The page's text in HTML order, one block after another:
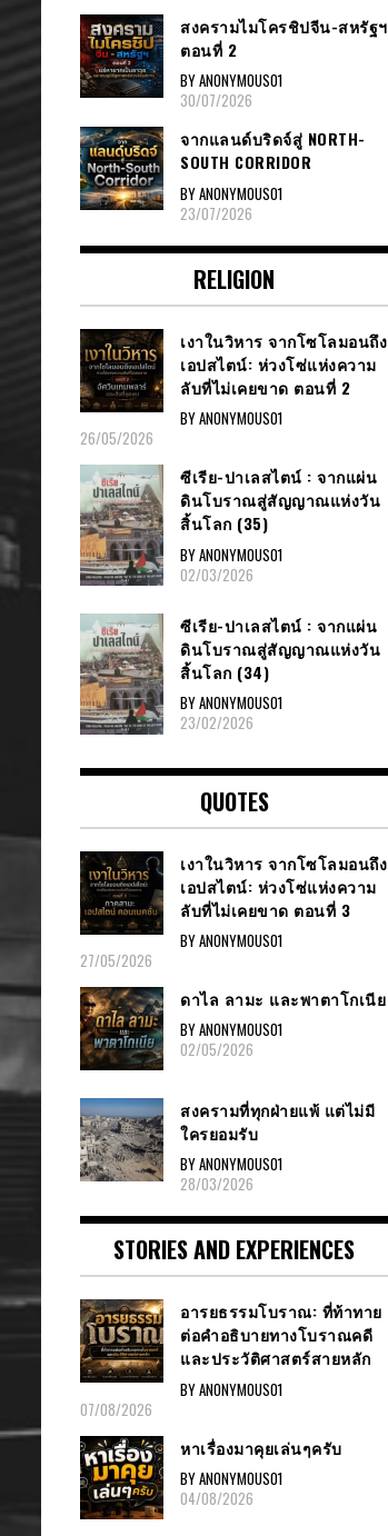
สงครามไมโครชิปจีน-สหรัฐฯ
ตอนที่ 2
BY ANONYMOUS01
30/07/2026
จากแลนด์บริดจ์สู่ NORTH-
SOUTH CORRIDOR
BY ANONYMOUS01
23/07/2026
RELIGION
เงาในวิหาร จากโซโลมอนถึง
เอปสไตน์: ห่วงโซ่แห่งความ
ลับที่ไม่เคยขาด ตอนที่ 2
BY ANONYMOUS01
26/05/2026
ซีเรีย​-ปาเลสไตน์​ : จากแผ่น
ดินโบราณสู่สัญญาณ​แห่งวัน
สิ้นโลก​ (35)
BY ANONYMOUS01
02/03/2026
ซีเรีย​-ปาเลสไตน์​ : จากแผ่น
ดินโบราณสู่สัญญาณ​แห่งวัน
สิ้นโลก​ (34)
BY ANONYMOUS01
23/02/2026
QUOTES
เงาในวิหาร จากโซโลมอนถึง
เอปสไตน์: ห่วงโซ่แห่งความ
ลับที่ไม่เคยขาด ตอนที่ 3
BY ANONYMOUS01
27/05/2026
ดาไล ลามะ และพาตาโกเนีย
BY ANONYMOUS01
02/05/2026
สงครามที่ทุกฝ่ายแพ้ แต่ไม่มี
ใครยอมรับ
BY ANONYMOUS01
28/03/2026
STORIES AND EXPERIENCES
อารยธรรมโบราณ: ที่ท้าทาย
ต่อคำอธิบายทางโบราณคดี
และประวัติศาสตร์สายหลัก
BY ANONYMOUS01
07/08/2026
หาเรื่องมาคุยเล่นๆครับ
BY ANONYMOUS01
04/08/2026